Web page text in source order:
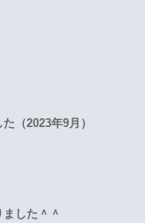
（2023年9月）
した＾＾